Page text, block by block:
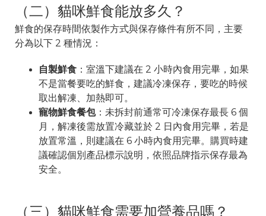
（二）貓咪鮮食能放多久？
鮮食的保存時間依製作方式與保存條件有所不同，主要
分為以下 2 種情況：
自製鮮食 ：室溫下建議在 2 小時內食用完畢，如果
不是當餐要吃的鮮食，建議冷凍保存，要吃的時候
取出解凍、加熱即可。
寵物鮮食餐包：未拆封前通常可冷凍保存最長 6 個
月，解凍後需放置冷藏並於 2 日內食用完畢，若是
放置常溫，則建議在 6 小時內食用完畢。購買時建
議確認個別產品標示說明，依照品牌指示保存最為
安全。
（三）貓咪鮮食需要加營養品嗎？